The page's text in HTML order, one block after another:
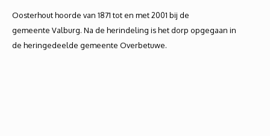
Oosterhout hoorde van 1871 tot en met 2001 bij de
gemeente Valburg. Na de herindeling is het dorp opgegaan in
de heringedeelde gemeente Overbetuwe.